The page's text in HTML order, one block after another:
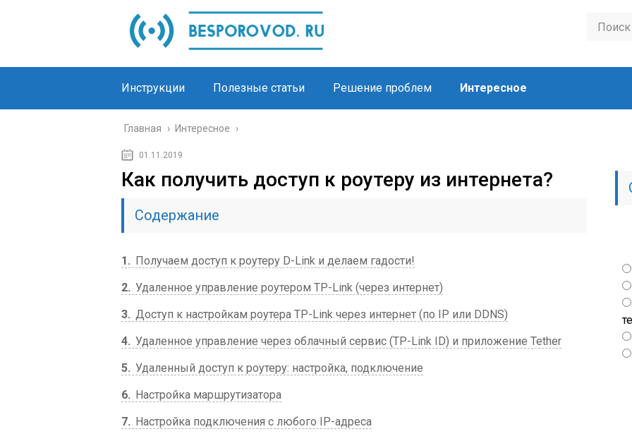
Инструкции Полезные статьи Решение проблем Интересное
Главная › Интересное ›
01.11.2019
Как получить доступ к роутеру из интернета?
Содержание
1
Получаем доступ к роутеру D-Link и делаем гадости!
2 Удаленное управление роутером TP-Link (через интернет)
3 Доступ к настройкам роутера TP-Link через интернет (по IP или DDNS)
4 Удаленное управление через облачный сервис (TP-Link ID) и приложение Tether
5 Удаленный доступ к роутеру: настройка, подключение
6
Настройка маршрутизатора
7
Настройка подключения с любого IP-адреса